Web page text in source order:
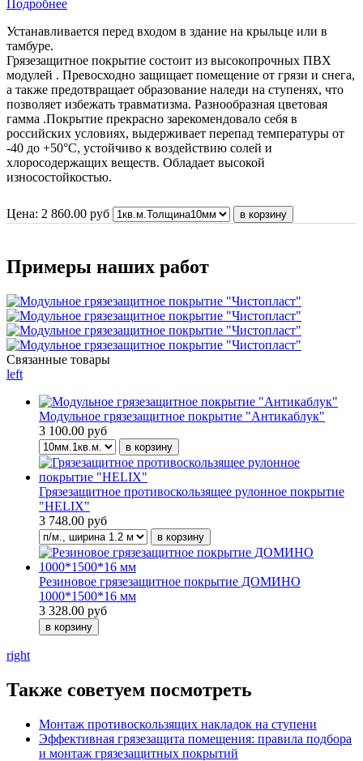
Подробнее
Устанавливается перед входом в здание на крыльце или в
тамбуре.
Грязезащитное покрытие состоит из высокопрочных ПВХ
модулей . Превосходно защищает помещение от грязи и снега,
а также предотвращает образование наледи на ступенях, что
позволяет избежать травматизма. Разнообразная цветовая
гамма .Покрытие прекрасно зарекомендовало себя в
российских условиях, выдерживает перепад температуры от
-40 до +50°С, устойчиво к воздействию солей и
хлоросодержащих веществ. Обладает высокой
износостойкостью.
Цена: 2 860.00 руб
Примеры наших работ
Связанные товары
left
Модульное грязезащитное покрытие "Антикаблук"
3 100.00 руб
Грязезащитное противоскользящее рулонное покрытие
"HELIX"
3 748.00 руб
Резиновое грязезащитное покрытие ДОМИНО
1000*1500*16 мм
3 328.00 руб
right
Также советуем посмотреть
Монтаж противоскользящих накладок на ступени
Эффективная грязезащита помещения: правила подбора
и монтаж грязезащитных покрытий